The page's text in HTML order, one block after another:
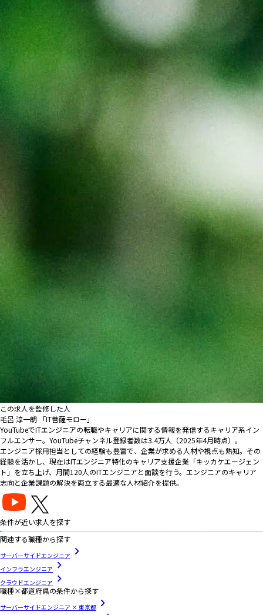
この求人を監修した人
毛呂 淳一朗 「IT菩薩モロー」
YouTubeでITエンジニアの転職やキャリアに関する情報を発信するキャリア系イン
フルエンサー。YouTubeチャンネル登録者数は3.4万人（2025年4月時点）。
エンジニア採用担当としての経験も豊富で、企業が求める人材や視点も熟知。その
経験を活かし、現在はITエンジニア特化のキャリア支援企業「キッカケエージェン
ト」を立ち上げ、月間120人のITエンジニアと面談を行う。エンジニアのキャリア
志向と企業課題の解決を両立する最適な人材紹介を提供。
条件が近い求人を探す
関連する職種から探す
サーバーサイドエンジニア
インフラエンジニア
クラウドエンジニア
職種×都道府県の条件から探す
サーバーサイドエンジニア × 東京都